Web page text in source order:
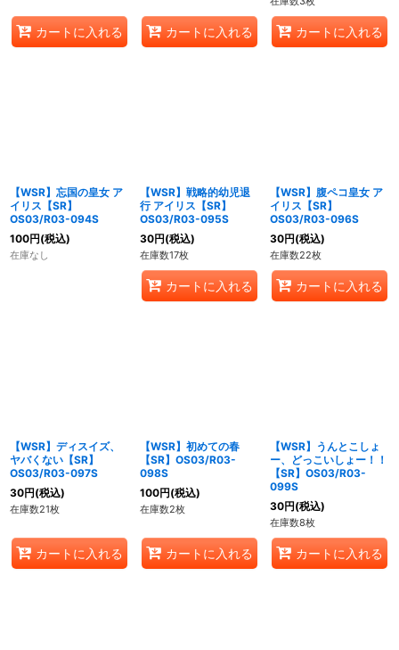
カートに入れる カートに入れる カートに入れる
【WSR】忘国の皇女 ア
イリス【SR】
OS03/R03-094S
100円(税込)
在庫なし
【WSR】戦略的幼児退
行 アイリス【SR】
OS03/R03-095S
30円(税込)
在庫数17枚
カートに入れる
【WSR】腹ペコ皇女 ア
イリス【SR】
OS03/R03-096S
30円(税込)
在庫数22枚
カートに入れる
【WSR】ディスイズ、
ヤバくない【SR】
OS03/R03-097S
30円(税込)
在庫数21枚
カートに入れる
【WSR】初めての春
【SR】OS03/R03-
098S
100円(税込)
在庫数2枚
カートに入れる
【WSR】うんとこしょ
ー、どっこいしょー！！
【SR】OS03/R03-
099S
30円(税込)
在庫数8枚
カートに入れる